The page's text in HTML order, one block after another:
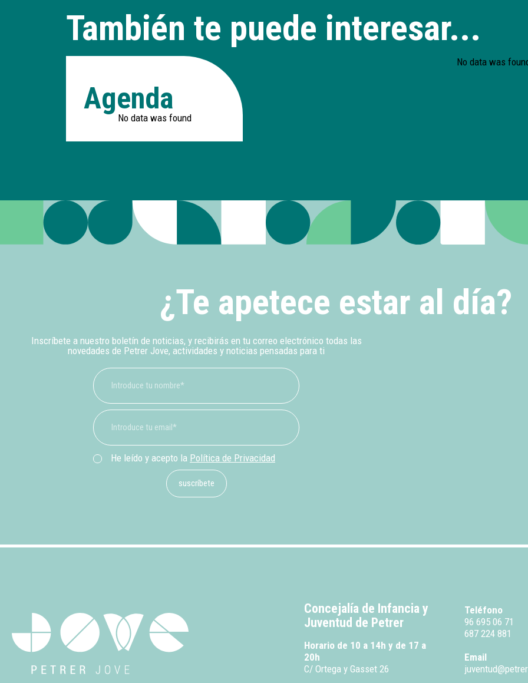
También te puede interesar...
Agenda
No data was found
No data was
¿Te apetece estar al día?
Inscríbete a nuestro boletín de noticias, y recibirás en tu correo electrónico todas las
novedades de Petrer Jove, actividades y noticias pensadas para ti
He leído y acepto la Política de Privacidad
suscríbete
Concejalía de Infancia y
Juventud de Petrer
Horario de 10 a 14h y de 17 a
20h
C/ Ortega y Gasset 26
Teléfono
96 695 06 71
687 224 881
Email